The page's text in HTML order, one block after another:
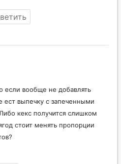
если вообще не добавлять
ест выпечку с запеченными
кекс получится слишком
стоит менять пропорции